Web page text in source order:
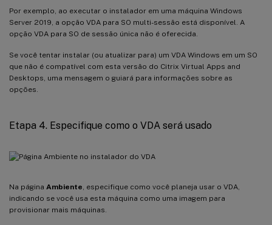
Por exemplo, ao executar o instalador em uma máquina Windows
Server 2019, a opção VDA para SO multi-sessão está disponível. A
opção VDA para SO de sessão única não é oferecida.
Se você tentar instalar (ou atualizar para) um VDA Windows em um SO
que não é compatível com esta versão do Citrix Virtual Apps and
Desktops, uma mensagem o guiará para informações sobre as
opções.
Etapa 4. Especifique como o VDA será usado
Na página Ambiente , especifique como você planeja usar o VDA,
indicando se você usa esta máquina como uma imagem para
provisionar mais máquinas.